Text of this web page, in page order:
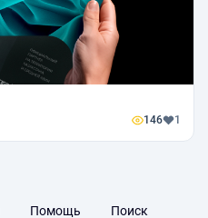
146 1
Помощь Поиск